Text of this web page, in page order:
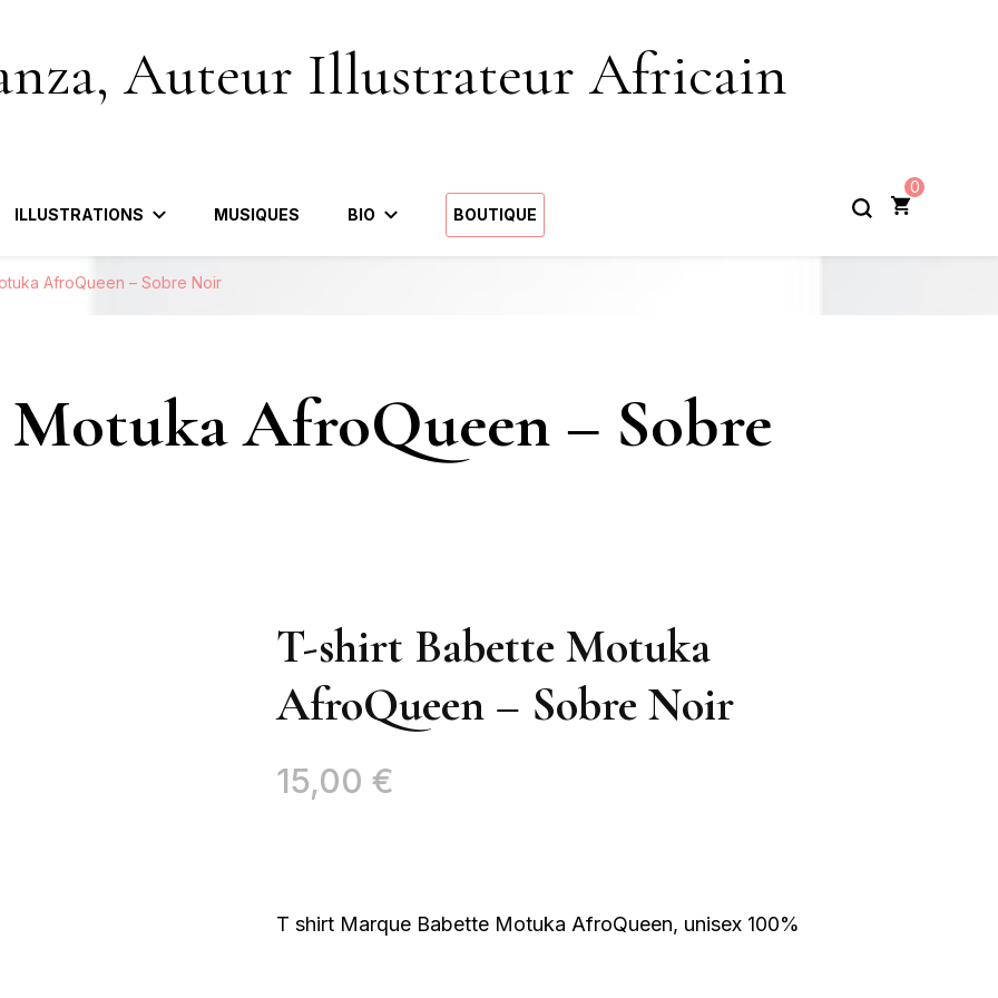
Auteur Illustrateur Africain
ILLUSTRATIONS MUSIQUES BIO BOUTIQUE
0
AfroQueen – Sobre Noir
AfroQueen – Sobre
T-shirt Babette Motuka
AfroQueen – Sobre Noir
15,00 €
T shirt Marque Babette Motuka AfroQueen, unisex 100%